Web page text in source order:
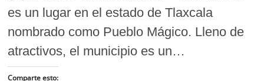
es un lugar en el estado de Tlaxcala
nombrado como Pueblo Mágico. Lleno de
atractivos, el municipio es un…
Comparte esto: